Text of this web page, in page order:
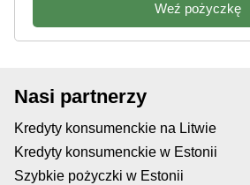
Weź pożyczkę
Nasi partnerzy
Kredyty konsumenckie na Litwie
Kredyty konsumenckie w Estonii
Szybkie pożyczki w Estonii